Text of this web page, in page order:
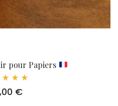
pour Papiers
€